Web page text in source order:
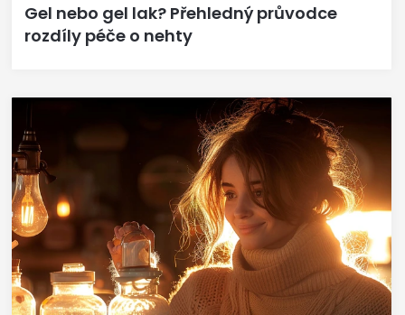
Gel nebo gel lak? Přehledný průvodce
rozdíly péče o nehty